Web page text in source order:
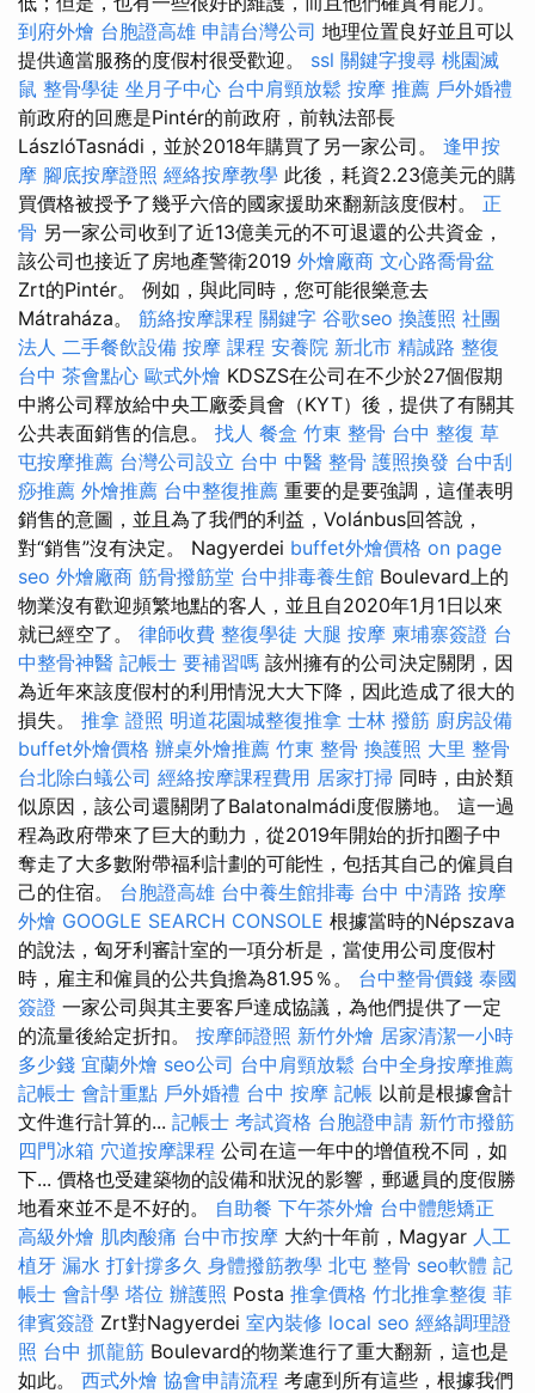
到府外燴 台胞證高雄 申請台灣公司 地理位置良好並且可以
提供適當服務的度假村很受歡迎。 ssl 關鍵字搜尋 桃園滅
鼠 整骨學徒 坐月子中心 台中肩頸放鬆 按摩 推薦 戶外婚禮
前政府的回應是Pintér的前政府，前執法部長
LászlóTasnádi，並於2018年購買了另一家公司。 逢甲按
摩 腳底按摩證照 經絡按摩教學 此後，耗資2.23億美元的購
買價格被授予了幾乎六倍的國家援助來翻新該度假村。 正
骨 另一家公司收到了近13億美元的不可退還的公共資金，
該公司也接近了房地產警衛2019 外燴廠商 文心路喬骨盆
Zrt的Pintér。 例如，與此同時，您可能很樂意去
Mátraháza。 筋絡按摩課程 關鍵字 谷歌seo 換護照 社團
法人 二手餐飲設備 按摩 課程 安養院 新北市 精誠路 整復
台中 茶會點心 歐式外燴 KDSZS在公司在不少於27個假期
中將公司釋放給中央工廠委員會（KYT）後，提供了有關其
公共表面銷售的信息。 找人 餐盒 竹東 整骨 台中 整復 草
屯按摩推薦 台灣公司設立 台中 中醫 整骨 護照換發 台中刮
痧推薦 外燴推薦 台中整復推薦 重要的是要強調，這僅表明
銷售的意圖，並且為了我們的利益，Volánbus回答說，
對“銷售”沒有決定。 Nagyerdei buffet外燴價格 on page
seo 外燴廠商 筋骨撥筋堂 台中排毒養生館 Boulevard上的
物業沒有歡迎頻繁地點的客人，並且自2020年1月1日以來
就已經空了。 律師收費 整復學徒 大腿 按摩 柬埔寨簽證 台
中整骨神醫 記帳士 要補習嗎 該州擁有的公司決定關閉，因
為近年來該度假村的利用情況大大下降，因此造成了很大的
損失。 推拿 證照 明道花園城整復推拿 士林 撥筋 廚房設備
buffet外燴價格 辦桌外燴推薦 竹東 整骨 換護照 大里 整骨
台北除白蟻公司 經絡按摩課程費用 居家打掃 同時，由於類
似原因，該公司還關閉了Balatonalmádi度假勝地。 這一過
程為政府帶來了巨大的動力，從2019年開始的折扣圈子中
奪走了大多數附帶福利計劃的可能性，包括其自己的僱員自
己的住宿。 台胞證高雄 台中養生館排毒 台中 中清路 按摩
外燴 GOOGLE SEARCH CONSOLE 根據當時的Népszava
的說法，匈牙利審計室的一項分析是，當使用公司度假村
時，雇主和僱員的公共負擔為81.95％。 台中整骨價錢 泰國
簽證 一家公司與其主要客戶達成協議，為他們提供了一定
的流量後給定折扣。 按摩師證照 新竹外燴 居家清潔一小時
多少錢 宜蘭外燴 seo公司 台中肩頸放鬆 台中全身按摩推薦
記帳士 會計重點 戶外婚禮 台中 按摩 記帳 以前是根據會計
文件進行計算的... 記帳士 考試資格 台胞證申請 新竹市撥筋
四門冰箱 穴道按摩課程 公司在這一年中的增值稅不同，如
下... 價格也受建築物的設備和狀況的影響，郵遞員的度假勝
地看來並不是不好的。 自助餐 下午茶外燴 台中體態矯正
高級外燴 肌肉酸痛 台中市按摩 大約十年前，Magyar 人工
植牙 漏水 打針撐多久 身體撥筋教學 北屯 整骨 seo軟體 記
帳士 會計學 塔位 辦護照 Posta 推拿價格 竹北推拿整復 菲
律賓簽證 Zrt對Nagyerdei 室內裝修 local seo 經絡調理證
照 台中 抓龍筋 Boulevard的物業進行了重大翻新，這也是
如此。 西式外燴 協會申請流程 考慮到所有這些，根據我們